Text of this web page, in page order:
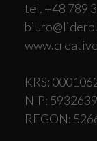
tel. +48 789
KRS:
NIP:
REGON: